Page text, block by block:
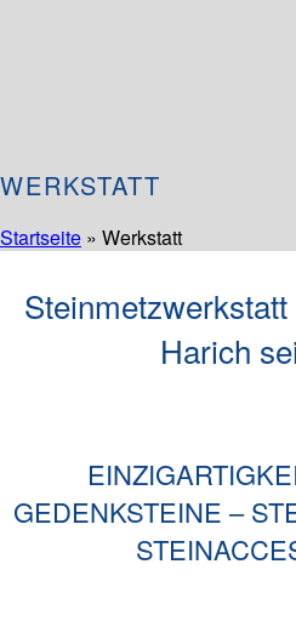
WERKSTATT
Startseite » Werkstatt
Harich
GEDENKSTEINE –